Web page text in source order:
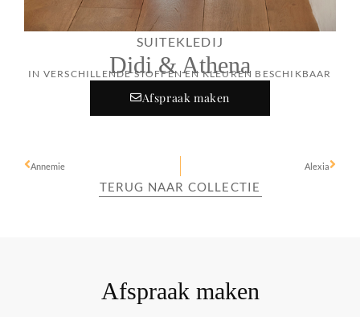
SUITEKLEDIJ
Didi & Athena
IN VERSCHILLENDE STOFFEN EN KLEUREN BESCHIKBAAR
Afspraak maken
Annemie Alexia
TERUG NAAR COLLECTIE
Afspraak maken